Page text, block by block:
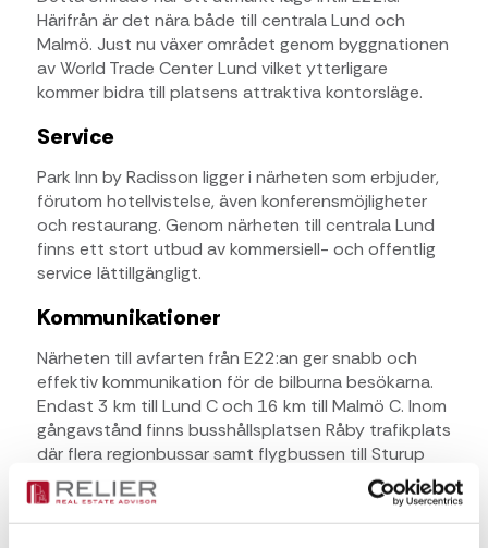
Härifrån är det nära både till centrala Lund och
Malmö. Just nu växer området genom byggnationen
av World Trade Center Lund vilket ytterligare
kommer bidra till platsens attraktiva kontorsläge.
Service
Park Inn by Radisson ligger i närheten som erbjuder,
förutom hotellvistelse, även konferensmöjligheter
och restaurang. Genom närheten till centrala Lund
finns ett stort utbud av kommersiell- och offentlig
service lättillgängligt.
Kommunikationer
Närheten till avfarten från E22:an ger snabb och
effektiv kommunikation för de bilburna besökarna.
Endast 3 km till Lund C och 16 km till Malmö C. Inom
gångavstånd finns busshållsplatsen Råby trafikplats
där flera regionbussar samt flygbussen till Sturup
gör uppehåll.